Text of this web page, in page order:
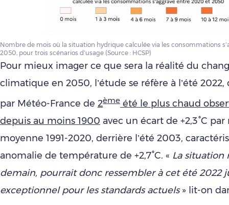
Nombre de mois où la situation hydrique calculée via les consommations
2050, pour trois scénarios d’usage (Source : HCSP)
Pour mieux imager ce que sera la réalité du
climatique en 2050, l’étude se réfère à l’été 2022,
par Météo-France de 2ème été le plus chaud
depuis au moins 1900 avec un écart de +2,3°C
moyenne 1991-2020, derrière l’été 2003,
anomalie de température de +2,7°C. « La situation
demain, pourrait donc ressembler à cet été 2022
exceptionnel pour les standards actuels» lit-on